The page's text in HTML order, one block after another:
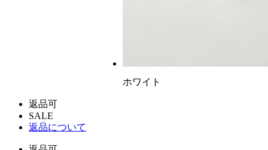
ホワイト
返品可
SALE
返品について